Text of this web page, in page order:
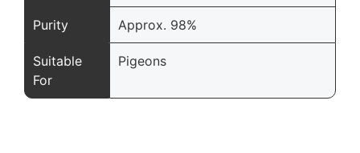
Purity Approx. 98%
Suitable
For
Pigeons